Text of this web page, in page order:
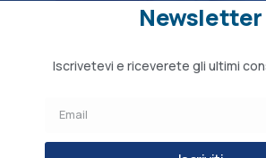
Newsletter
Iscrivetevi e riceverete gli ultimi